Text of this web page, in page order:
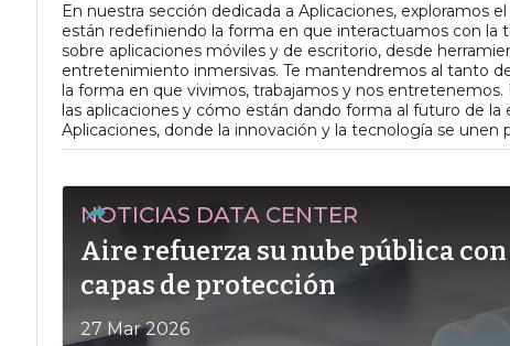
En nuestra sección dedicada a Aplicaciones,
están redefiniendo la forma en que interactuamos con la
sobre aplicaciones móviles y de escritorio, desde
entretenimiento inmersivas. Te mantendremos al tanto
la forma en que vivimos, trabajamos y nos
las aplicaciones y cómo están dando forma al futuro de la
Aplicaciones, donde la innovación y la tecnología se unen
NOTICIAS DATA CENTER
Aire refuerza su nube pública
capas de protección
27 Mar 2026